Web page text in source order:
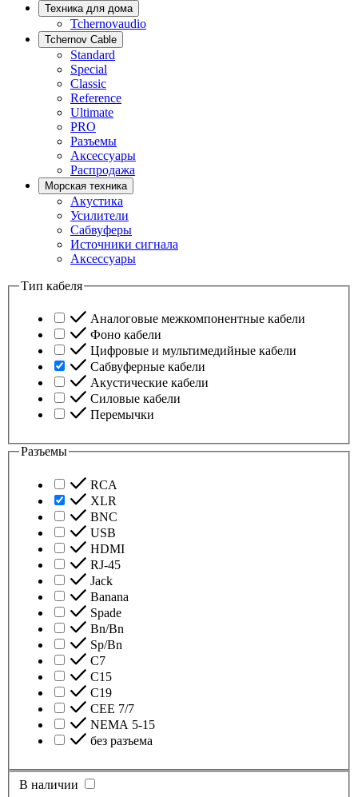
Техника для дома
Tchernovaudio
Tchernov Cable
Standard
Special
Classic
Reference
Ultimate
PRO
Разъемы
Аксессуары
Распродажа
Морская техника
Акустика
Усилители
Сабвуферы
Источники сигнала
Аксессуары
Тип кабеля
Аналоговые межкомпонентные кабели
Фоно кабели
Цифровые и мультимедийные кабели
Сабвуферные кабели
Акустические кабели
Силовые кабели
Перемычки
Разъемы
RCA
XLR
BNC
USB
HDMI
RJ-45
Jack
Banana
Spade
Bn/Bn
Sp/Bn
С7
C15
C19
CEE 7/7
NEMA 5-15
без разъема
В наличии